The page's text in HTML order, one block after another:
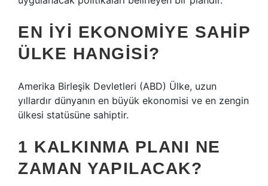
EN IYI EKONOMIYE SAHIP
ÜLKE HANGISI?
Amerika Birleşik Devletleri (ABD) Ülke, uzun
yıllardır dünyanın en büyük ekonomisi ve en zengin
ülkesi statüsüne sahiptir.
1 KALKINMA PLANI NE
ZAMAN YAPILACAK?